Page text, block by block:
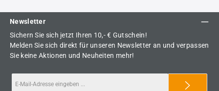
Newsletter
Sichern Sie sich jetzt Ihren 10,- € Gutschein!
Melden Sie sich direkt für unseren Newsletter an und verpassen
Sie keine Aktionen und Neuheiten mehr!